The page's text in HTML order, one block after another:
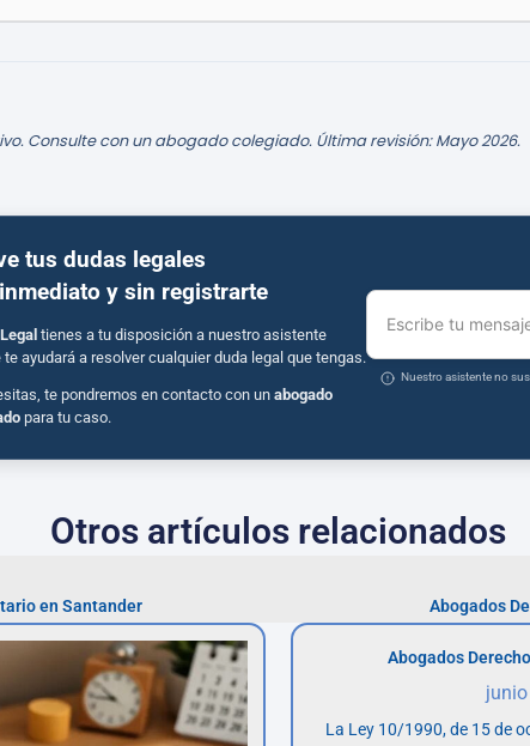
Consulte con un abogado colegiado. Última revisión: Mayo 2026.
tus dudas legales
y sin registrarte
tienes a tu disposición a nuestro asistente
te ayudará a resolver cualquier duda legal que tengas.
te pondremos en contacto con un abogado
para tu caso.
Escribe tu
Nuestro asistente no
Otros artículos relacionados
en Santander
Abogados
Abogados
La Ley 10/1990, de 15 de